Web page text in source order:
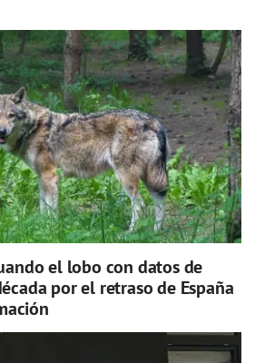
el lobo con datos de
por el retraso de España